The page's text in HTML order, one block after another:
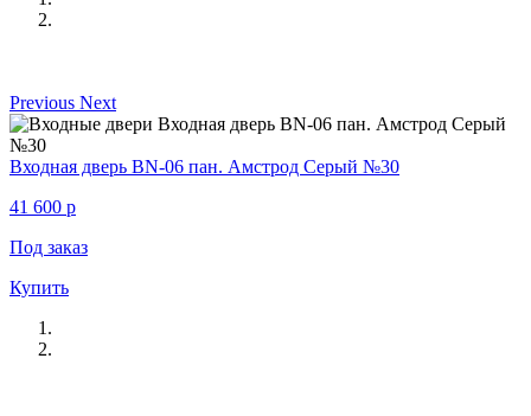
Previous Next
Входная дверь BN-06 пан. Амстрод Серый №30
41 600 p
Под заказ
Купить